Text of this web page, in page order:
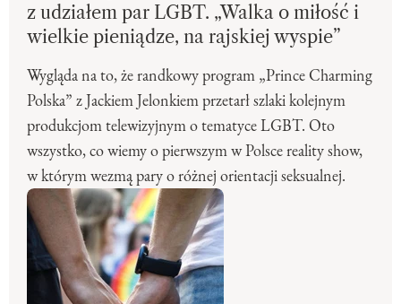
z udziałem par LGBT. „Walka o miłość i
wielkie pieniądze, na rajskiej wyspie”
Wygląda na to, że randkowy program „Prince Charming
Polska” z Jackiem Jelonkiem przetarł szlaki kolejnym
produkcjom telewizyjnym o tematyce LGBT. Oto
wszystko, co wiemy o pierwszym w Polsce reality show,
w którym wezmą pary o różnej orientacji seksualnej.